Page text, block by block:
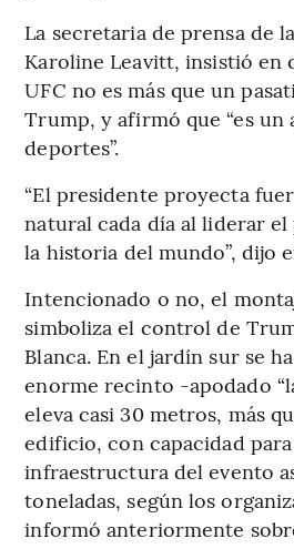
La secretaria de prensa de
Karoline Leavitt, insistió en
UFC no es más que un
Trump, y afirmó que “es un
deportes”.
“El presidente proyecta
natural cada día al liderar el
la historia del mundo”, dijo
Intencionado o no, el
simboliza el control de
Blanca. En el jardín sur se
enorme recinto -apodado
eleva casi 30 metros, más
edificio, con capacidad
infraestructura del evento
toneladas, según los
informó anteriormente